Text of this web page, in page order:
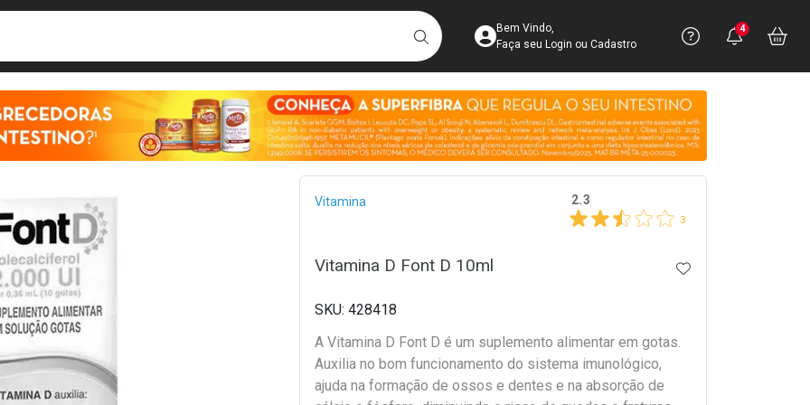
BUSCARAcesse sua Conta
Bem Vindo,
Faça seu Login ou Cadastro
Precisa
Ver Recursos
Você
4
Breadcrumb
Vitamina 2.3
3
Vitamina D Font D 10ml ADICIONAR AOS
428418
A Vitamina D Font D é um suplemento alimentar em gotas.
Auxilia no bom funcionamento do sistema imunológico,
ajuda na formação de ossos e dentes e na absorção de